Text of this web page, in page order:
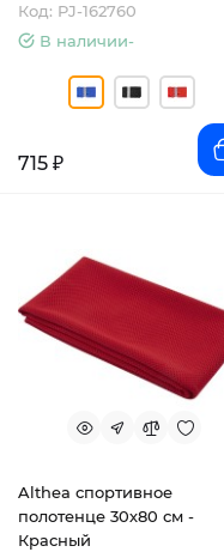
Код: PJ-162760
В наличии-
715 ₽
Althea спортивное
полотенце 30х80 см -
Красный